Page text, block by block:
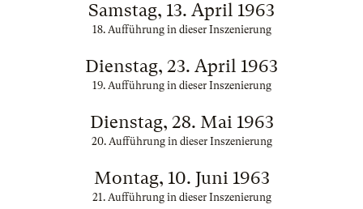
Samstag, 13. April 1963
18. Aufführung in dieser Inszenierung
Dienstag, 23. April 1963
19. Aufführung in dieser Inszenierung
Dienstag, 28. Mai 1963
20. Aufführung in dieser Inszenierung
Montag, 10. Juni 1963
21. Aufführung in dieser Inszenierung